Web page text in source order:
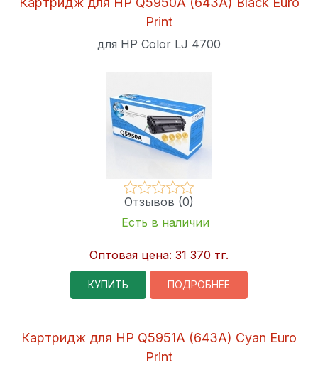
Print
для HP Color LJ 4700
Отзывов (0)
Есть в наличии
Оптовая цена: 31 370 тг.
КУПИТЬ ПОДРОБНЕЕ
Картридж для HP Q5951A (643A) Cyan Euro
Print